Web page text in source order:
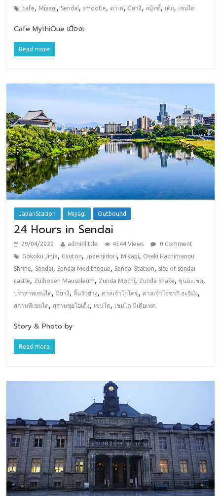
cafe, Miyagi, Sendai, smootie, คาเฟ่ ,มิยางิ, สมู้ทตี้, เค้ก, เซนได
Cafe MythiQue เมืองเ
Read more
JapanStation Miyagi Outbound
24 Hours in Sendai
29/04/2020 adminlittle 4344 Views
0 Comment
Gokoku Jinja, Gyuton,Jpzenjidori, Miyagi, Osaki Hachimangu
Shrine, Sendai, Sendai Meditheque, Sendai Station, site of sendai
castle, Zuihoden Mausoleum, Zunda Mochi, Zunda Shake,ซุนดะเชค,
ปราสาทเซนได,มิยางิ,ลิ้นวัวย่าง,ศาลเจ้าโกโคขุ,ศาลเจ้าโอซากิ ฮะจิมัง,
สถานทีเซนได, สุสานซุยโฮเด็ง, เซนได, เซนได มีเดียเทค
Story & Photo by
Read more